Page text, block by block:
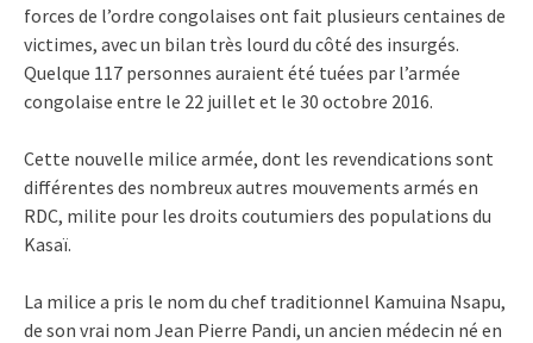
forces de l’ordre congolaises ont fait plusieurs centaines de
victimes, avec un bilan très lourd du côté des insurgés.
Quelque 117 personnes auraient été tuées par l’armée
congolaise entre le 22 juillet et le 30 octobre 2016.
Cette nouvelle milice armée, dont les revendications sont
différentes des nombreux autres mouvements armés en
RDC, milite pour les droits coutumiers des populations du
Kasaï.
La milice a pris le nom du chef traditionnel Kamuina Nsapu,
de son vrai nom Jean Pierre Pandi, un ancien médecin né en